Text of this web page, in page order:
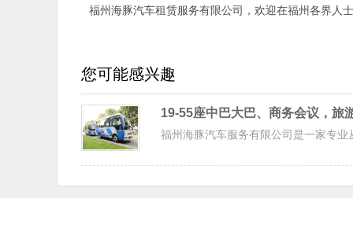
福州海豚汽车租赁服务有限公司，欢迎在福州各界人
您可能感兴趣
19-55座中巴大巴、商务会议，旅
福州海豚汽车服务有限公司是一家专